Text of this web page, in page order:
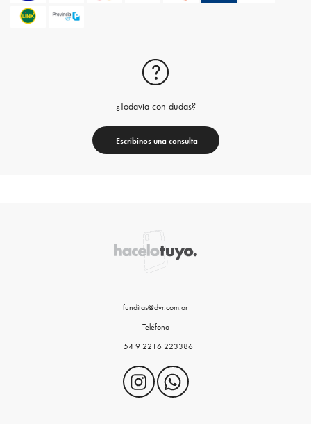
¿Todavia con dudas?
Escribinos una consulta
funditas@dvr.com.ar
Teléfono
+54 9 2216 223386